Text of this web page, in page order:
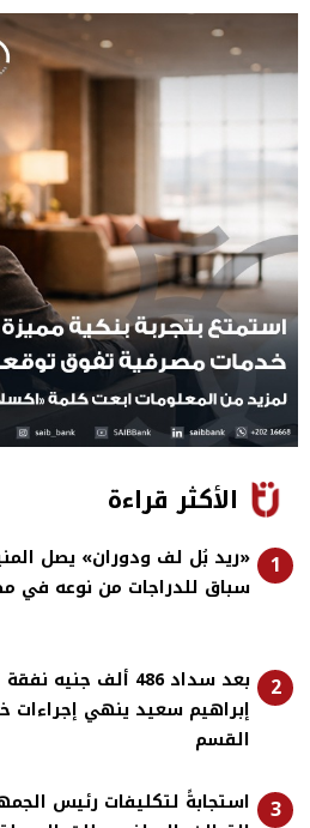
الأكثر قراءة
1
«ريد بُل لف ودوران» يصل
سباق للدراجات من نوعه في
2
بعد سداد 486 ألف
إبراهيم سعيد ينهي إجراءات
القسم
3
استجابةً لتكليفات رئيس